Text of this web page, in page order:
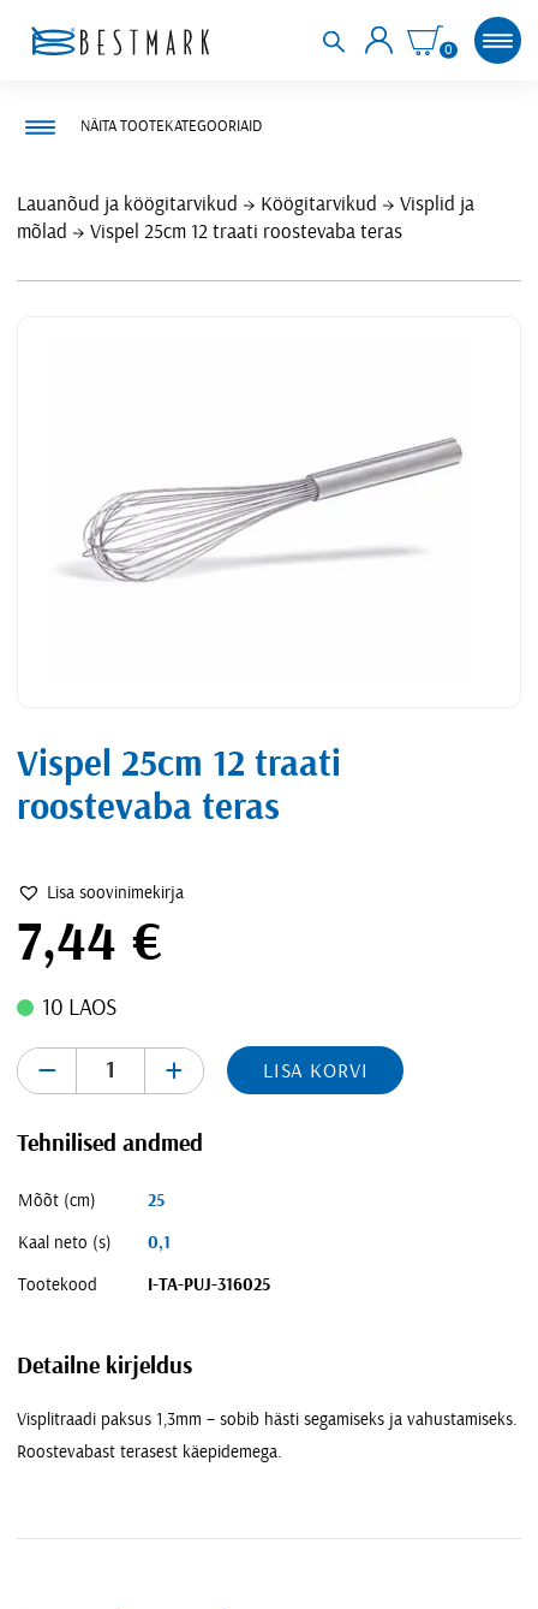
0
Lauanõud ja köögitarvikud Köögitarvikud
Visplid ja
mõlad
Vispel 25cm 12 traati roostevaba teras
Vispel 25cm 12 traati
roostevaba teras
Lisa soovinimekirja
7,44 €
10 LAOS
- + LISA KORVI
Tehnilised andmed
Mõõt (cm) 25
Kaal neto (s) 0,1
Tootekood I-TA-PUJ-316025
Detailne kirjeldus
Visplitraadi paksus 1,3mm – sobib hästi segamiseks ja vahustamiseks.
Roostevabast terasest käepidemega.
NÄITA TOOTEKATEGOORIAID